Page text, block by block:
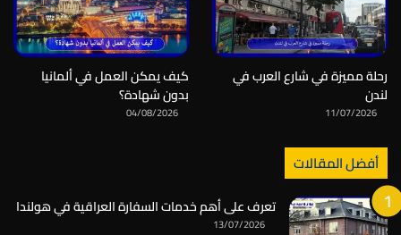
رحلة مميزة في شارع العرب في
لندن
11/07/2026
كيف يمكن العمل في ألمانيا
بدون شهادة؟
04/08/2026
أفضل المقالات
تعرف على أهم خدمات السفارة العراقية في هولندا
13/07/2026